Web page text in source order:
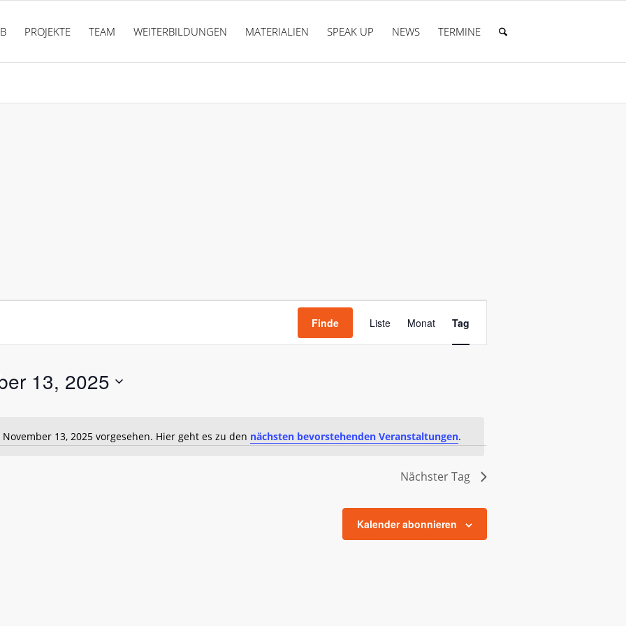
PROJEKTE TEAM WEITERBILDUNGEN MATERIALIEN SPEAK UP NEWS TERMINE
Hinweis
13, 2025 vorgesehen. Hier geht es zu den nächsten bevorstehenden Veranstaltungen.
Finde
Ansichten-
Liste Monat Tag
13, 2025
Nächster Tag
Kalender abonnieren